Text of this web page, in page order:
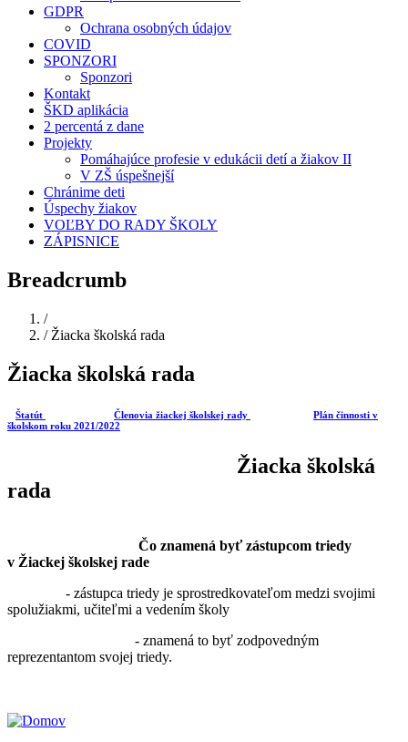
GDPR
Ochrana osobných údajov
COVID
SPONZORI
Sponzori
Kontakt
ŠKD aplikácia
2 percentá z dane
Projekty
Pomáhajúce profesie v edukácii detí a žiakov II
V ZŠ úspešnejší
Chránime deti
Úspechy žiakov
VOĽBY DO RADY ŠKOLY
ZÁPISNICE
Breadcrumb
/Domov
/ Žiacka školská rada
Žiacka školská rada
Štatút Členovia žiackej školskej rady
Plán činnosti v
školskom roku 2021/2022
Žiacka školská
rada
Čo znamená byť zástupcom triedy
v Žiackej školskej rade
- zástupca triedy je sprostredkovateľom medzi svojimi
spolužiakmi, učiteľmi a vedením školy
- znamená to byť zodpovedným
reprezentantom svojej triedy.